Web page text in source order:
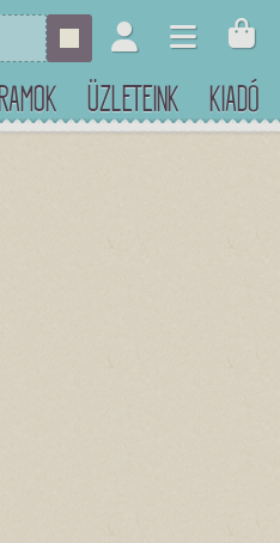
ÜZLETEINK KIADÓ